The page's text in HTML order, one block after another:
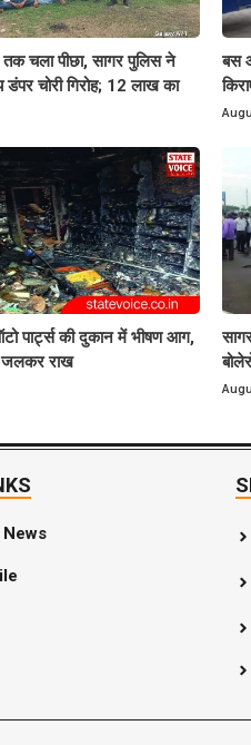
चला पीछा, सागर पुलिस ने
डंपर चोरी गिरोह; 12 लाख का
बस
पार्ट्स की दुकान में भीषण आग,
जलकर राख